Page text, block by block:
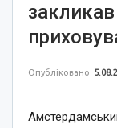
Опубліковано